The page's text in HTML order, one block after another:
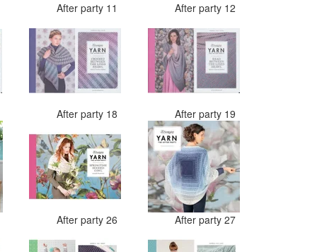
After party 11 After party 12
After party 18 After party 19
After party 26 After party 27